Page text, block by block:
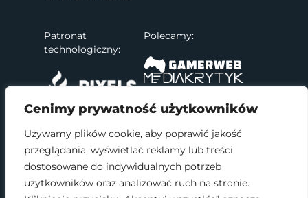
Cenimy prywatność użytkowników
Używamy plików cookie, aby poprawić jakość
przeglądania, wyświetlać reklamy lub treści
dostosowane do indywidualnych potrzeb
użytkowników oraz analizować ruch na stronie.
Patronat
technologiczny:
Polecamy:
SOCIAL MEDIA